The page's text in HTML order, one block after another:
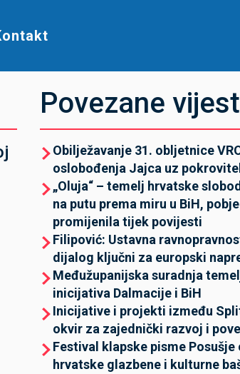
Povezane
Obilježavanje 31. obljetnice
oslobođenja Jajca uz
„Oluja“ – temelj hrvatske
na putu prema miru u BiH,
promijenila tijek povijesti
Filipović: Ustavna
dijalog ključni za europski
Međužupanijska suradnja
inicijativa Dalmacije i BiH
Inicijative i projekti između
okvir za zajednički razvoj i
Festival klapske pisme Posušje
hrvatske glazbene i kulturne